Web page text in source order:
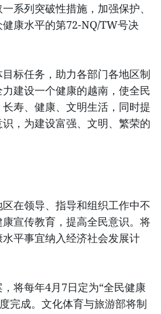
系列突破性措施，加强保护、
康水平的第72-NQ/TW号决
标任务，助力各部门各地区制
建设一个健康的越南，使全民
寿、健康、文明生活，同时提
，为建设富强、文明、繁荣的
在领导、指导和组织工作中不
宣传教育，提高全民意识。将
平事宜纳入经济社会发展计
将每年4月7日定为“全民健康
完成。文化体育与旅游部将制